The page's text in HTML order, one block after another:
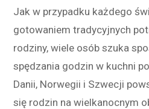
Jak w przypadku każdego
gotowaniem tradycyjnych
rodziny, wiele osób szuka
spędzania godzin w kuchni
Danii, Norwegii i Szwecji
się rodzin na wielkanocnym